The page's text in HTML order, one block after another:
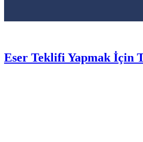
Eser Teklifi Yapmak İçin